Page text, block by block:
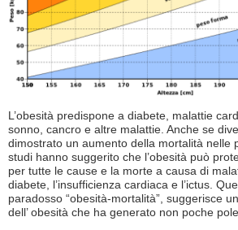
L’obesità predispone a diabete, malattie
sonno, cancro e altre malattie. Anche se
dimostrato un aumento della mortalità nelle
studi hanno suggerito che l’obesità può
per tutte le cause e la morte a causa di
diabete, l’insufficienza cardiaca e l’ictus.
paradosso “obesità-mortalità”, suggerisce
dell’ obesità che ha generato non poche